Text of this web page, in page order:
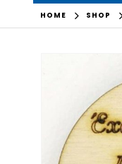
HOME SHOP